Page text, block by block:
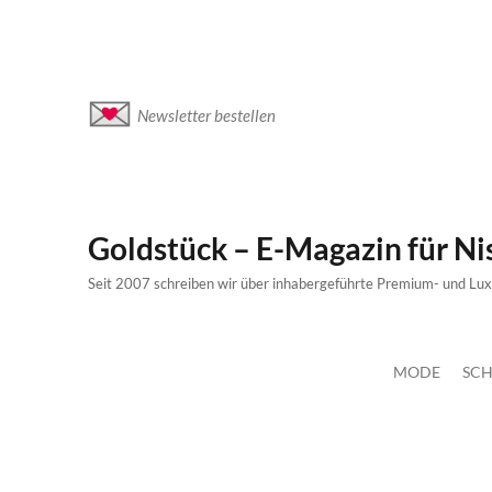
Newsletter bestellen
Goldstück – E-Magazin für
Seit 2007 schreiben wir über inhabergeführte Premium- und
MODE